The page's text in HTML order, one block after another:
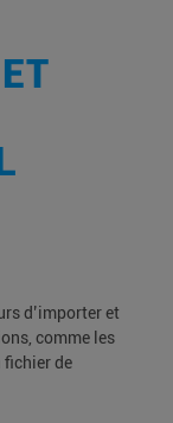
d’importer et
comme les
fichier de